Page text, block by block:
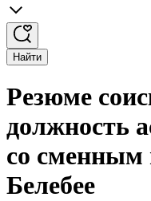
Найти
Резюме
должность
со сменным
Белебее